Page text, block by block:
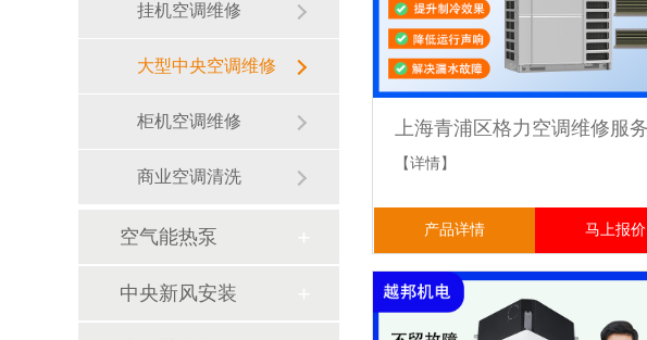
挂机空调维修
大型中央空调维修
柜机空调维修
商业空调清洗
空气能热泵
中央新风安装
【详情】
产品详情 马上报价